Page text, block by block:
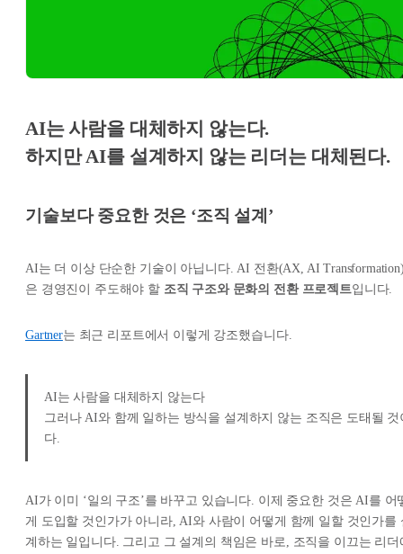
AI는 사람을 대체하지 않는다.
하지만 AI를 설계하지 않는 리더는 대체된다.
기술보다 중요한 것은 ‘조직 설계’
AI는 더 이상 단순한 기술이 아닙니다. AI 전환(AX, AI
은 경영진이 주도해야 할 조직 구조와 문화의 전환 프로젝트입니다.
Gartner는 최근 리포트에서 이렇게 강조했습니다.
AI는 사람을 대체하지 않는다
그러나 AI와 함께 일하는 방식을 설계하지 않는 조직은 도태될 것
다.
AI가 이미 ‘일의 구조’를 바꾸고 있습니다. 이제 중요한 것은 AI를 어
게 도입할 것인가가 아니라, AI와 사람이 어떻게 함께 일할 것인가를
계하는 일입니다. 그리고 그 설계의 책임은 바로, 조직을 이끄는 리더